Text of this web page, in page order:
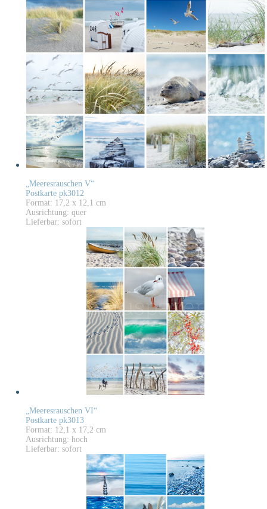
„Meeresrauschen V“
Postkarte pk3012
Format: 17,2 x 12,1 cm
Ausrichtung: quer
Lieferbar: sofort
„Meeresrauschen VI“
Postkarte pk3013
Format: 12,1 x 17,2 cm
Ausrichtung: hoch
Lieferbar: sofort